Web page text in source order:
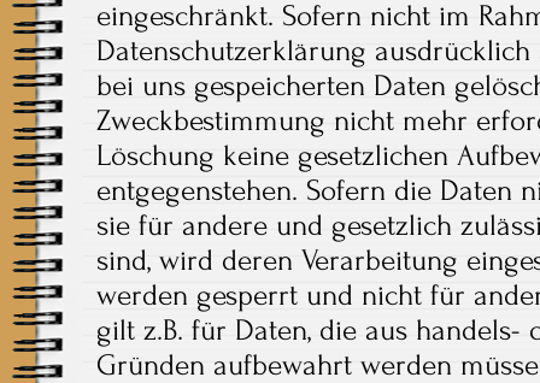
eingeschränkt. Sofern nicht im
Datenschutzerklärung
bei uns gespeicherten Daten
Zweckbestimmung nicht mehr
Löschung keine gesetzlichen
entgegenstehen. Sofern die Daten
sie für andere und gesetzlich
sind, wird deren Verarbeitung
werden gesperrt und nicht für
gilt z.B. für Daten, die aus handels-
Gründen aufbewahrt werden